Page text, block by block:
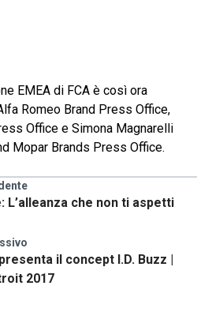
EMEA di FCA è così ora
Romeo Brand Press Office,
Office e Simona Magnarelli
Mopar Brands Press Office.
L’alleanza che non ti aspetti
il concept I.D. Buzz |
2017